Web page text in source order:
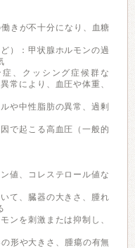
きが不十分になり、血糖
）：甲状腺ホルモンの過
、クッシング症候群な
常により、血圧や体重、
や中性脂肪の異常、過剰
で起こる高血圧（一般的
値、コレステロール値な
て、臓器の大きさ、腫れ
ンを刺激または抑制し、
形や大きさ、腫瘍の有無